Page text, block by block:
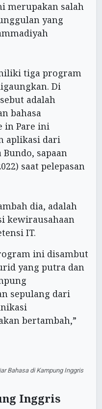
merupakan salah
yang
tiga program
Di
adalah
bahasa
in Pare ini
aplikasi dari
sapaan
saat pelepasan
dia, adalah
kewirausahaan
IT.
ini disambut
yang putra dan
sepulang dari
bertambah,”
Bahasa di Kampung Inggris
Inggris